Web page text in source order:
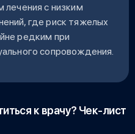
лечения с низким
где риск тяжелых
редким при
сопровождения.
к врачу? Чек-лист